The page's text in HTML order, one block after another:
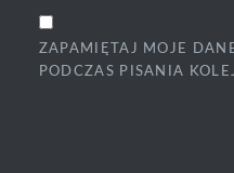
ZAPAMIĘTAJ MOJE
PODCZAS PISANIA